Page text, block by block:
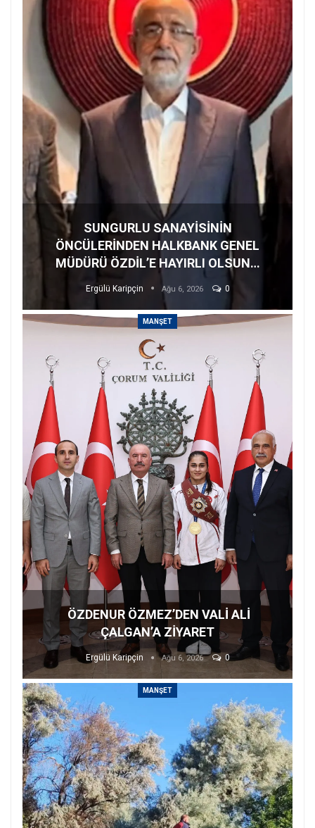
SUNGURLU SANAYİSİNİN
ÖNCÜLERİNDEN HALKBANK GENEL
MÜDÜRÜ ÖZDİL’E HAYIRLI OLSUN…
Ergülü Karipçin Ağu 6, 2026 0
MANŞET
ÖZDENUR ÖZMEZ’DEN VALİ ALİ
ÇALGAN’A ZİYARET
Ergülü Karipçin Ağu 6, 2026 0
MANŞET